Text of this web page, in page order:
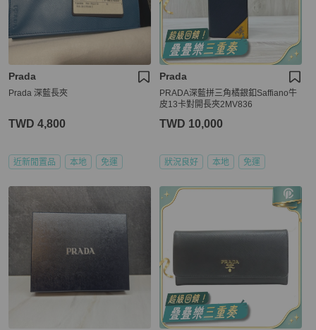
Prada
Prada 深藍長夾
TWD 4,800
近新閒置品 本地 免運
Prada
PRADA深藍拼三角橘銀釦Saffiano牛
皮13卡對開長夾2MV836
TWD 10,000
狀況良好 本地 免運